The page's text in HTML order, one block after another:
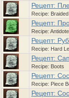
Рецепт:
Recipe:
Рецепт:
Recipe:
Рецепт:
Recipe: Hard
Рецепт:
Recipe: Boots
Рецепт:
Recipe: Piece
Рецепт: